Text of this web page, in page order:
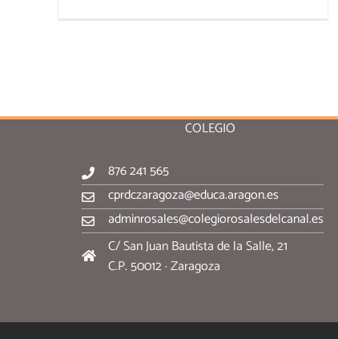
COLEGIO
876 241 565
cprdczaragoza@educa.aragon.es
adminrosales@colegiorosalesdelcanal.es
C/ San Juan Bautista de la Salle, 21
C.P. 50012 · Zaragoza